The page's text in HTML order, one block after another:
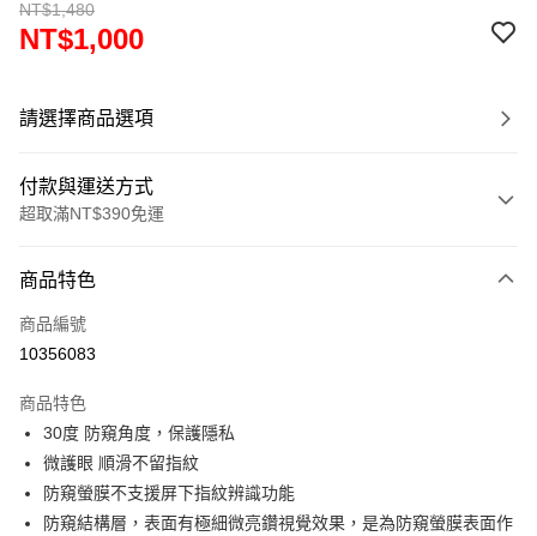
NT$1,480
NT$1,000
請選擇商品選項
付款與運送方式
超取滿NT$390免運
信用卡一次付款
超商取貨付款
Apple Pay
街口支付
悠遊付
商品特色
商品編號
10356083
商品特色
30度 防窺角度，保護隱私
微護眼 順滑不留指紋
防窺螢膜不支援屏下指紋辨識功能
防窺結構層，表面有極細微亮鑽視覺效果，是為防窺螢膜表面作